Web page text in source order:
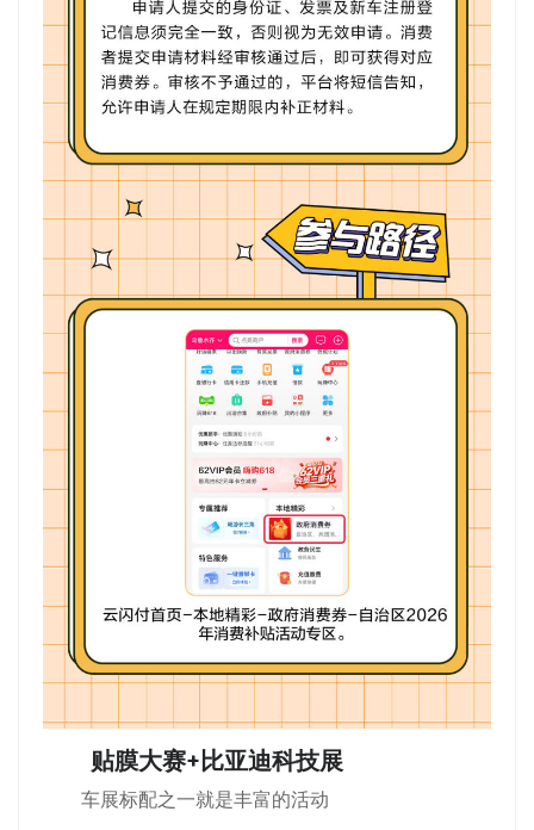
贴膜大赛+比亚迪科技展
车展标配之一就是丰富的活动